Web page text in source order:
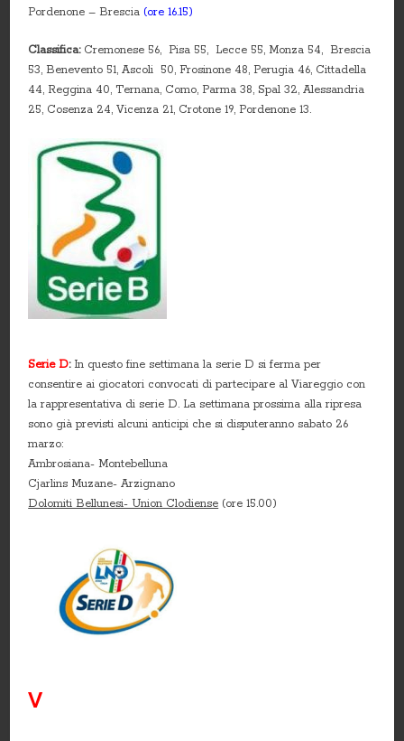
Pordenone – Brescia (ore 16.15)
Classifica: Cremonese 56, Pisa 55, Lecce 55, Monza 54, Brescia
53, Benevento 51, Ascoli 50, Frosinone 48, Perugia 46, Cittadella
44, Reggina 40, Ternana, Como, Parma 38, Spal 32, Alessandria
25, Cosenza 24, Vicenza 21, Crotone 19, Pordenone 13.
Serie D:In questo fine settimana la serie D si ferma per
consentire ai giocatori convocati di partecipare al Viareggio con
la rappresentativa di serie D. La settimana prossima alla ripresa
sono già previsti alcuni anticipi che si disputeranno sabato 26
marzo:
Ambrosiana- Montebelluna
Cjarlins Muzane- Arzignano
Dolomiti Bellunesi- Union Clodiense (ore 15.00)
V